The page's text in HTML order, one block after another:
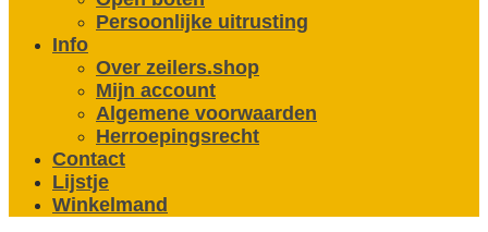
Persoonlijke uitrusting
Info
Over zeilers.shop
Mijn account
Algemene voorwaarden
Herroepingsrecht
Contact
Lijstje
Winkelmand